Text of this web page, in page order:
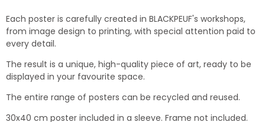
Each poster is carefully created in BLACKPEUF's workshops,
from image design to printing, with special attention paid to
every detail.
The result is a unique, high-quality piece of art, ready to be
displayed in your favourite space.
The entire range of posters can be recycled and reused.
30x40 cm poster included in a sleeve. Frame not included.